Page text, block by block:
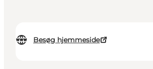
Besøg hjemmeside